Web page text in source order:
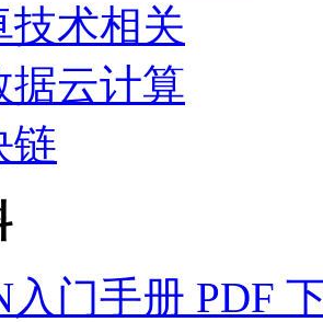
技术相关
据云计算
链
入门手册 PDF